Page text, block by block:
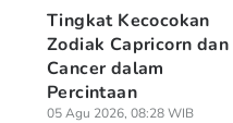
Tingkat Kecocokan
Zodiak Capricorn dan
Cancer dalam
Percintaan
05 Agu 2026, 08:28 WIB